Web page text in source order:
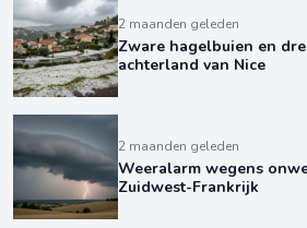
2 maanden geleden
Zware hagelbuien en
achterland van Nice
2 maanden geleden
Weeralarm wegens
Zuidwest-Frankrijk